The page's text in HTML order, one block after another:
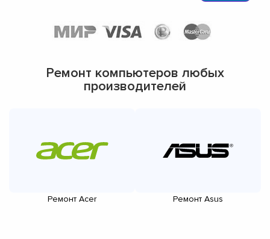
Ремонт компьютеров любых
производителей
Ремонт Acer Ремонт Asus